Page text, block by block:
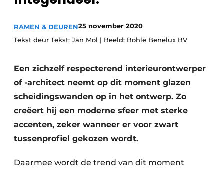
Vacature aanmelden
Video’s
Werben
RAMEN & DEUREN25 november 2020
Tekst deur Tekst: Jan Mol | Beeld: Bohle Benelux BV
Een zichzelf respecterend interieurontwerper
of -architect neemt op dit moment glazen
scheidingswanden op in het ontwerp. Zo
creëert hij een moderne sfeer met sterke
accenten, zeker wanneer er voor zwart
tussenprofiel gekozen wordt.
Daarmee wordt de trend van dit moment